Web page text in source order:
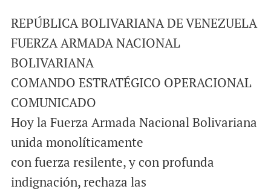
REPÚBLICA BOLIVARIANA DE VENEZUELA
FUERZA ARMADA NACIONAL
BOLIVARIANA
COMANDO ESTRATÉGICO OPERACIONAL
COMUNICADO
Hoy la Fuerza Armada Nacional Bolivariana
unida monolíticamente
con fuerza resilente, y con profunda
indignación, rechaza las